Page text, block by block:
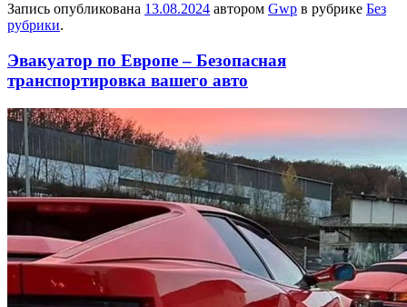
Запись опубликована 13.08.2024 автором Gwp в рубрике Без
рубрики.
Эвакуатор по Европе – Безопасная
транспортировка вашего авто